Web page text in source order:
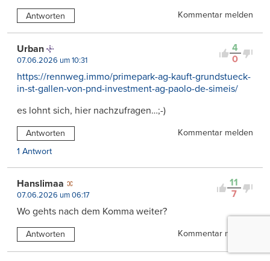
Antworten Kommentar melden
4
0
Urban
07.06.2026 um 10:31
https://rennweg.immo/primepark-ag-kauft-grundstueck-
in-st-gallen-von-pnd-investment-ag-paolo-de-simeis/
es lohnt sich, hier nachzufragen…;-)
Antworten
Kommentar melden
1 Antwort
11
7
Hanslimaa
07.06.2026 um 06:17
Wo gehts nach dem Komma weiter?
Antworten Kommentar melden